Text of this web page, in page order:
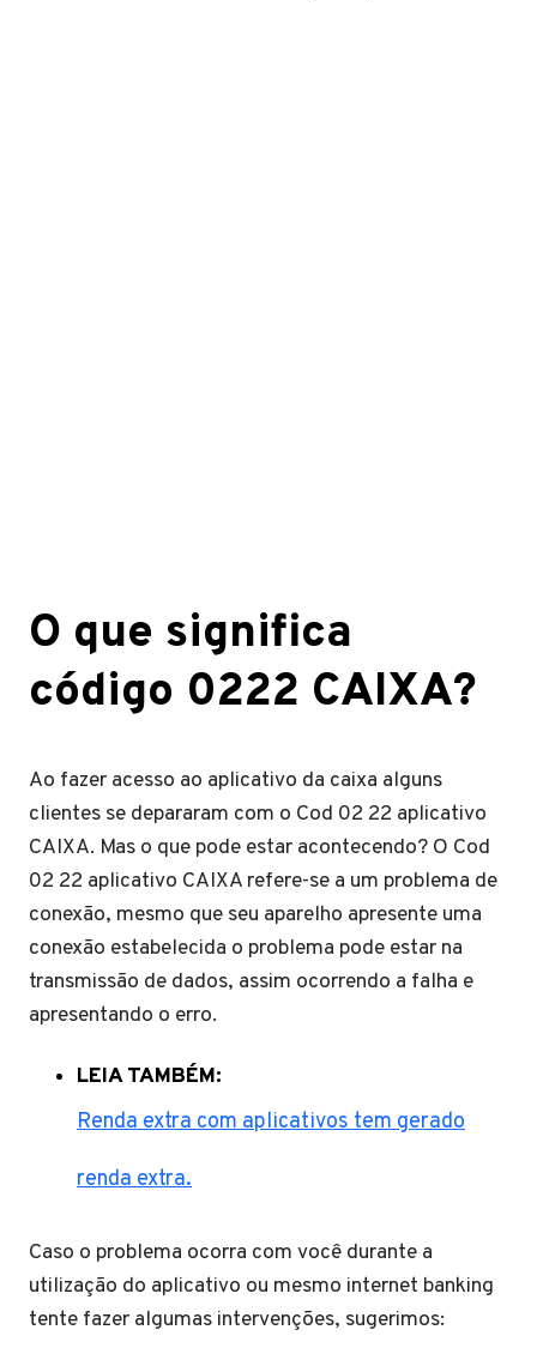
O que significa
código 0222 CAIXA?
Ao fazer acesso ao aplicativo da caixa alguns
clientes se depararam com o Cod 02 22 aplicativo
CAIXA. Mas o que pode estar acontecendo? O Cod
02 22 aplicativo CAIXA refere-se a um problema de
conexão, mesmo que seu aparelho apresente uma
conexão estabelecida o problema pode estar na
transmissão de dados, assim ocorrendo a falha e
apresentando o erro.
LEIA TAMBÉM:
Renda extra com aplicativos tem gerado
renda extra.
Caso o problema ocorra com você durante a
utilização do aplicativo ou mesmo internet banking
tente fazer algumas intervenções, sugerimos: